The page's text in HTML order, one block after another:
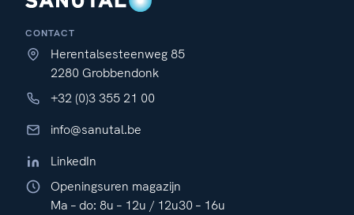
CONTACT
Herentalsesteenweg 85
2280 Grobbendonk
+32 (0)3 355 21 00
info@sanutal.be
LinkedIn
Openingsuren magazijn
Ma – do: 8u – 12u / 12u30 – 16u